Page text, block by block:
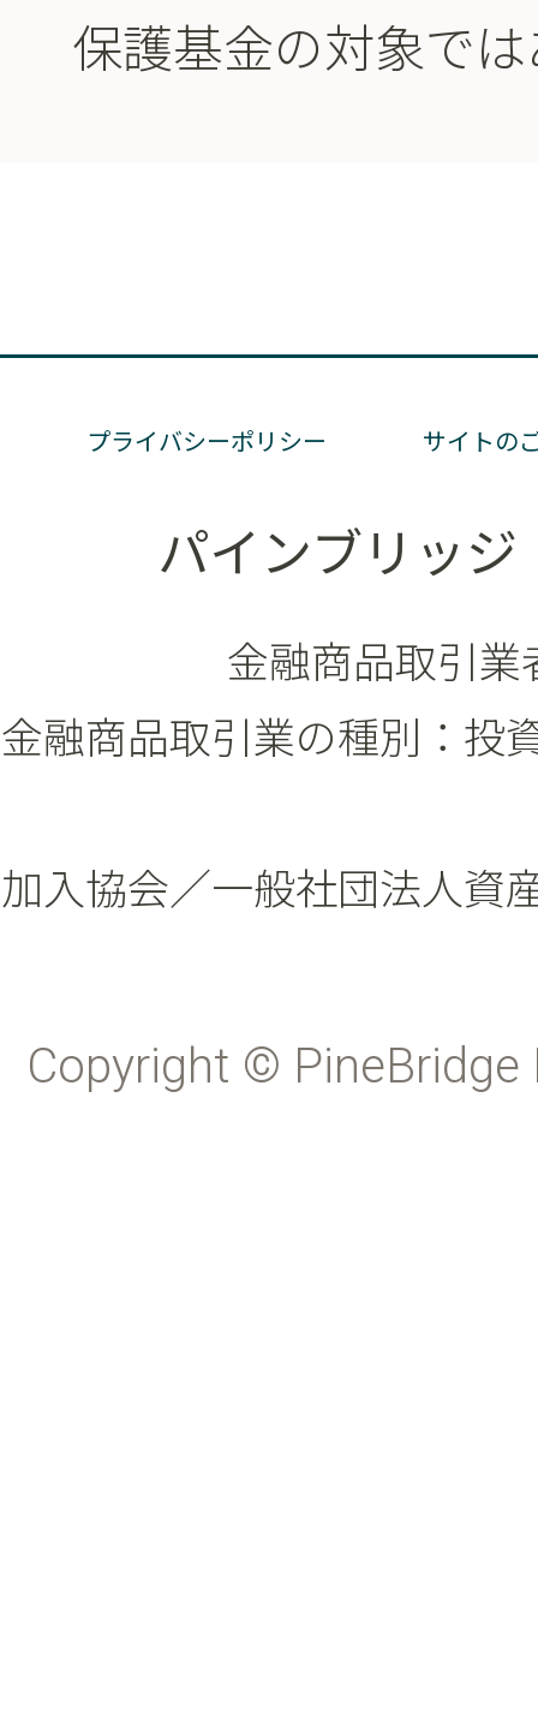
保護基金の対象で
プライバシーポリシー サイトの
パインブリッ
金融商品取引
金融商品取引業の種別：投
加入協会／一般社団法人資
Copyright ©